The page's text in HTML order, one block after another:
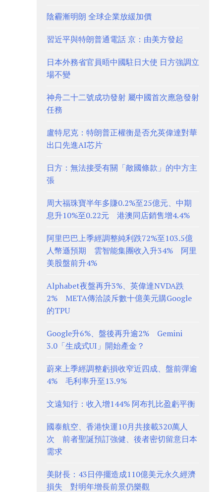
陰霾漸明朗 全球企業放緩加價
習近平與特朗普通電話 京：由美方發起
日本外務省官員晤中國駐日大使 日方強調立
場不變
神舟二十二號成功發射 屬中國首次應急發射
任務
盧特尼克：特朗普正權衡是否允英偉達對華
出口先進AI芯片
日方：無法接受有關「敵國條款」的中方主
張
周大福珠寶半年多賺0.2%至25億元、中期
息升10%至0.22元 港澳同店銷售增4.4%
阿里巴巴上季經調整純利跌72%至103.5億
人幣遜預期 雲智能集團收入升34% 阿里
美股盤前升4%
Alphabet夜盤再升3%、英偉達NVDA跌
2% META傳洽談斥數十億美元購Google
的TPU
Google升6%、盤後再升逾2% Gemini
3.0「生成式UI」開始產金？
蔚來上季經調整虧損收窄近四成、盤前彈逾
4% 毛利率升至13.9%
文遠知行：收入增144% 阿布扎比盈虧平衡
國泰航空、香港快運10月共接載320萬人
次 前者聖誕預訂強健、後者密切留意日本
需求
美財長：43日停擺造成110億美元永久經濟
損失 對明年增長前景仍樂觀